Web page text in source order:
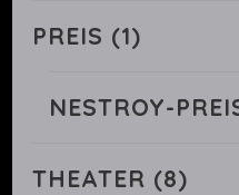
PREIS (1)
NESTROY-
THEATER (8)